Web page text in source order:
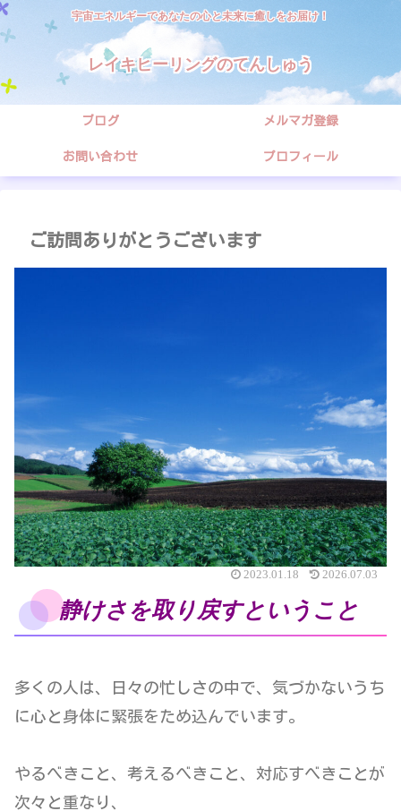
宇宙エネルギーであなたの心と未来に癒しをお届け！
レイキヒーリングのてんしゅう
ブログ メルマガ登録
お問い合わせ プロフィール
ご訪問ありがとうございます
2023.01.18 2026.07.03
静けさを取り戻すということ
多くの人は、日々の忙しさの中で、気づかないうち
に心と身体に緊張をため込んでいます。
やるべきこと、考えるべきこと、対応すべきことが
次々と重なり、